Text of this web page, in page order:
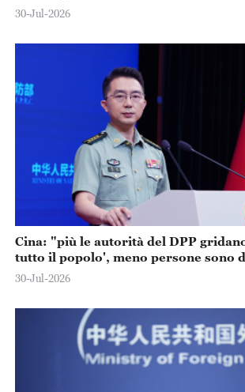
30-Jul-2026
Cina: "più le autorità del DPP
tutto il popolo', meno persone sono
combattere"
30-Jul-2026